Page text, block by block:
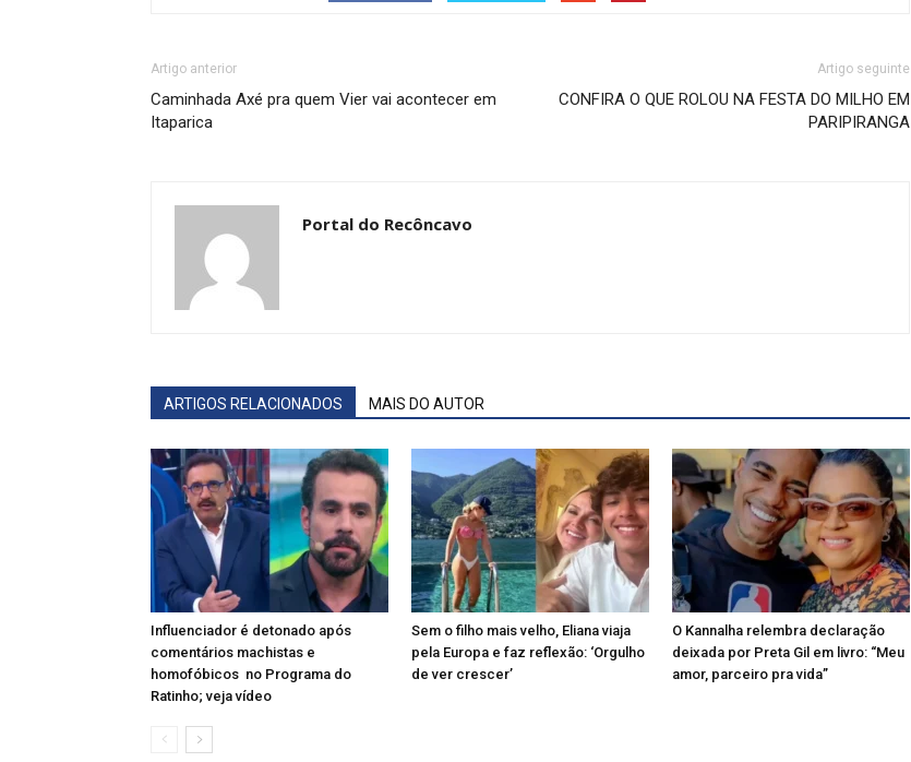
Artigo anterior
Caminhada Axé pra quem Vier vai acontecer em
Itaparica
Artigo seguinte
CONFIRA O QUE ROLOU NA FESTA DO MILHO EM
PARIPIRANGA
Portal do Recôncavo
ARTIGOS RELACIONADOS MAIS DO AUTOR
Influenciador é detonado após
comentários machistas e
homofóbicos no Programa do
Ratinho; veja vídeo
Sem o filho mais velho, Eliana viaja
pela Europa e faz reflexão: ‘Orgulho
de ver crescer’
O Kannalha relembra declaração
deixada por Preta Gil em livro: “Meu
amor, parceiro pra vida”